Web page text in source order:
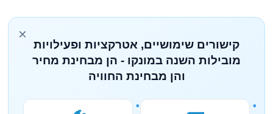
×
קישורים שימושיים, אטרקציות ופעילויות
מובילות השנה במונקו - הן מבחינת מחיר
והן מבחינת החוויה